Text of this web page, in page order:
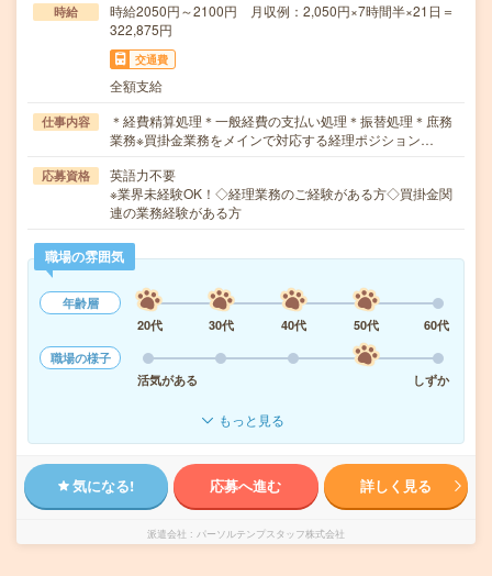
時給
時給2050円～2100円 月収例：2,050円×7時間半×21日＝
322,875円
交通費
全額支給
仕事内容
＊経費精算処理＊一般経費の支払い処理＊振替処理＊庶務
業務※買掛金業務をメインで対応する経理ポジション…
応募資格
英語力不要
※業界未経験OK！◇経理業務のご経験がある方◇買掛金関
連の業務経験がある方
職場の雰囲気
年齢層
20代
30代 40代 50代
60代
職場の様子
活気がある
しずか
もっと見る
気になる! 応募へ進む 詳しく見る
派遣会社 パーソルテンプスタッフ株式会社